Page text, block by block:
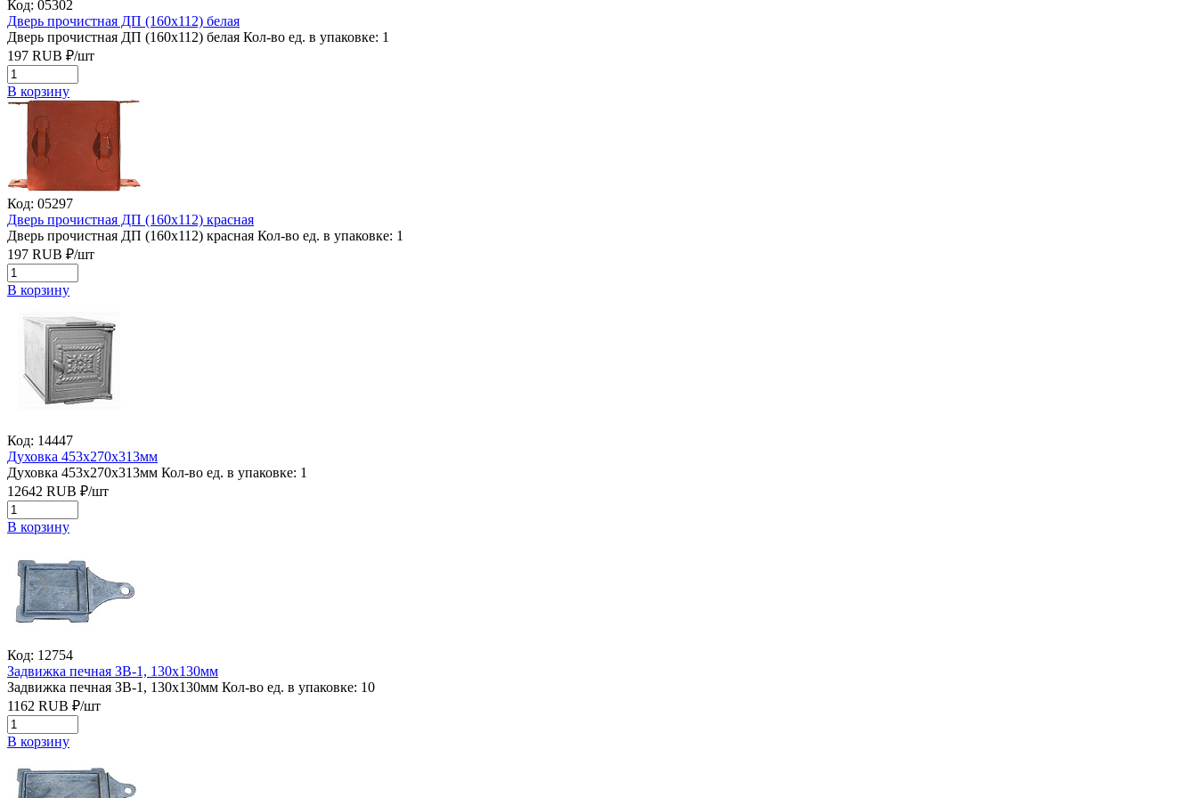
Код: 05302
Дверь прочистная ДП (160х112) белая
Дверь прочистная ДП (160х112) белая Кол-во ед. в упаковке: 1
197 RUB ₽/шт
В корзину
Код: 05297
Дверь прочистная ДП (160х112) красная
Дверь прочистная ДП (160х112) красная Кол-во ед. в упаковке: 1
197 RUB ₽/шт
В корзину
Код: 14447
Духовка 453х270х313мм
Духовка 453х270х313мм Кол-во ед. в упаковке: 1
12642 RUB ₽/шт
В корзину
Код: 12754
Задвижка печная ЗВ-1, 130х130мм
Задвижка печная ЗВ-1, 130х130мм Кол-во ед. в упаковке: 10
1162 RUB ₽/шт
В корзину